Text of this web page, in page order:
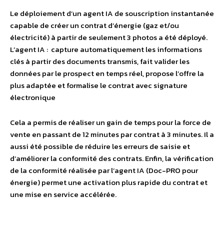
Le déploiement d’un agent IA de souscription instantanée
capable de créer un contrat d’énergie (gaz et/ou
électricité) à partir de seulement 3 photos a été déployé.
L’agent IA : capture automatiquement les informations
clés à partir des documents transmis, fait valider les
données par le prospect en temps réel, propose l’offre la
plus adaptée et formalise le contrat avec signature
électronique
Cela a permis de réaliser un gain de temps pour la force de
vente en passant de 12 minutes par contrat à 3 minutes. Il a
aussi été possible de réduire les erreurs de saisie et
d’améliorer la conformité des contrats. Enfin, la vérification
de la conformité réalisée par l’agent IA (Doc-PRO pour
énergie) permet une activation plus rapide du contrat et
une mise en service accélérée.